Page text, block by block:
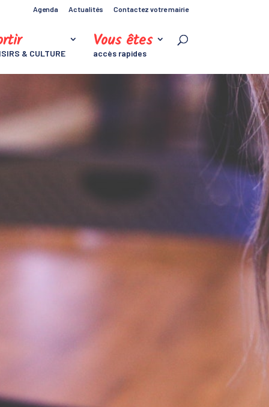
Agenda Actualités Contactez votre mairie
& CULTURE
Vous êtes
accès rapides